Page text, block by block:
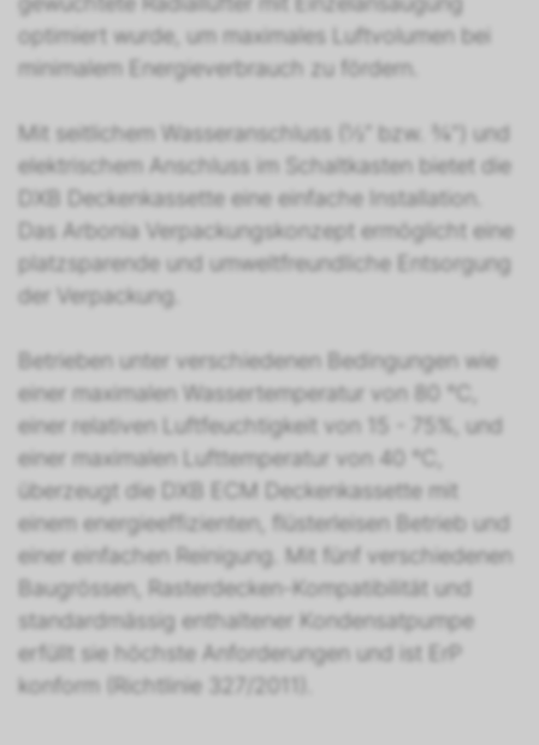
optimiert wurde, um maximales Luftvolumen bei
minimalem Energieverbrauch zu fördern.
Mit seitlichem Wasseranschluss (½“ bzw. ¾") und
elektrischem Anschluss im Schaltkasten bietet die
DXB Deckenkassette eine einfache Installation.
Das Arbonia Verpackungskonzept ermöglicht eine
platzsparende und umweltfreundliche Entsorgung
der Verpackung.
Betrieben unter verschiedenen Bedingungen wie
einer maximalen Wassertemperatur von 80 °C,
einer relativen Luftfeuchtigkeit von 15 - 75%, und
einer maximalen Lufttemperatur von 40 °C,
überzeugt die DXB ECM Deckenkassette mit
einem energieeffizienten, flüsterleisen Betrieb und
einer einfachen Reinigung. Mit fünf verschiedenen
Baugrössen, Rasterdecken-Kompatibilität und
standardmässig enthaltener Kondensatpumpe
erfüllt sie höchste Anforderungen und ist ErP
konform (Richtlinie 327/2011).